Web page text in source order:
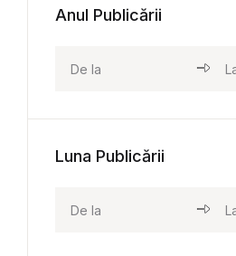
Anul Publicării
Luna Publicării